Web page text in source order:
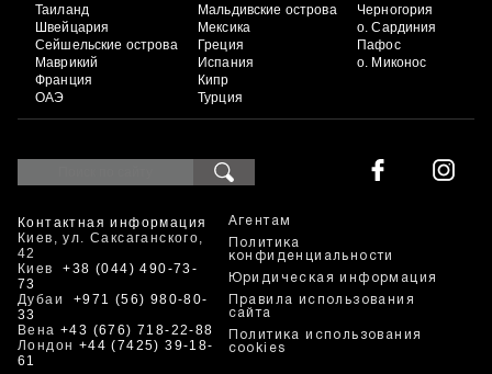
Таиланд
Швейцария
Сейшельские острова
Маврикий
Франция
ОАЭ
Мальдивские острова
Мексика
Греция
Испания
Кипр
Турция
Черногория
о. Сардиния
Пафос
о. Миконос
Контактная информация
Киев, ул. Саксаганского,
42
Киев+38 (044) 490-73-
73
Дубаи +971 (56) 980-80-
33
Вена +43 (676) 718-22-88
Лондон +44 (7425) 39-18-
61
Агентам
Политика
конфиденциальности
Юридическая информация
Правила использования
сайта
Политика использования
cookies